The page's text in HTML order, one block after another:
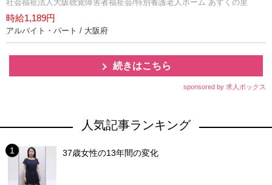
社会福祉法人大阪聴覚障害者福祉会/特別養護老人ホーム あすくの里
時給1,189円
アルバイト・パート / 大阪府
続きはこちら
sponsored by 求人ボックス
人気記事ランキング
37歳女性の13年間の変化